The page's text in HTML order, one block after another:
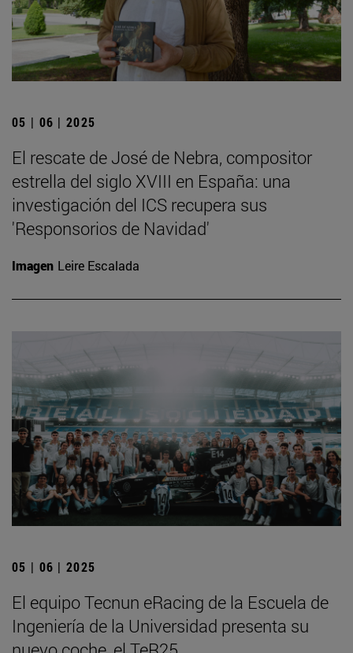
05 | 06 | 2025
El rescate de José de Nebra, compositor
estrella del siglo XVIII en España: una
investigación del ICS recupera sus
'Responsorios de Navidad'
Imagen Leire Escalada
05 | 06 | 2025
El equipo Tecnun eRacing de la Escuela de
Ingeniería de la Universidad presenta su